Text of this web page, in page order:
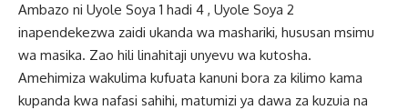
Ambazo ni Uyole Soya 1 hadi 4 , Uyole Soya 2
inapendekezwa zaidi ukanda wa mashariki, hususan msimu
wa masika. Zao hili linahitaji unyevu wa kutosha.
Amehimiza wakulima kufuata kanuni bora za kilimo kama
kupanda kwa nafasi sahihi, matumizi ya dawa za kuzuia na